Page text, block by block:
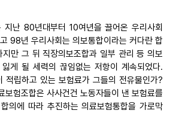
지난 80년대부터 10여년을 끌어온 우리사회
98년 우리사회는 의보통합이라는 커다란 합
지만 그 뒤 직장의보조합과 일부 관리 등 의보
게 될 세력의 끊임없는 저항이 계속되었다.
적립하고 있는 보험료가 그들의 전유물인가?
보험조합은 사사건건 노동자들이 낸 보험료를
의에 따라 추진하는 의료보험통합을 가로막